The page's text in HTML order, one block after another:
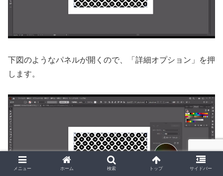
下図のようなパネルが開くので、「詳細オプション」を押
します。
メニュー ホーム 検索 トップ サイドバー